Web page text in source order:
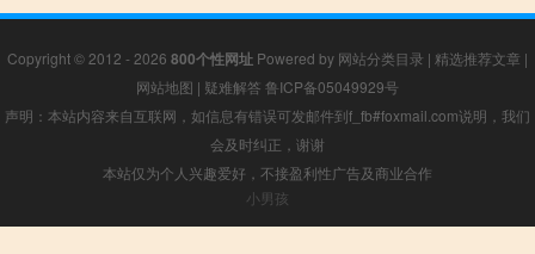
Copyright © 2012 - 2026 800个性网址 Powered by 网站分类目录 | 精选推荐文章 |
网站地图 | 疑难解答 鲁ICP备05049929号
声明：本站内容来自互联网，如信息有错误可发邮件到f_fb#foxmail.com说明，我们
会及时纠正，谢谢
本站仅为个人兴趣爱好，不接盈利性广告及商业合作
小男孩